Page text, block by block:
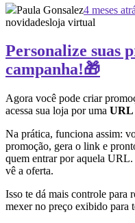
Paula Gonsalez4 meses
novidadesloja virtual
Personalize suas
campanha!🎁
Agora você pode criar
acessa sua loja por uma URL
Na prática, funciona assim:
promoção, gera o link e
quem entrar por aquela URL.
vê a oferta.
Isso te dá mais controle para
mexer no preço exibido para